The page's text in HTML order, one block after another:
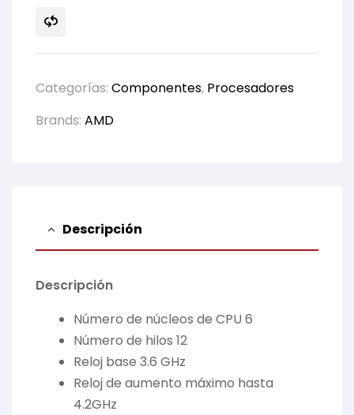
Categorías: Componentes, Procesadores
Brands: AMD
Descripción
Descripción
Número de núcleos de CPU 6
Número de hilos 12
Reloj base 3.6 GHz
Reloj de aumento máximo hasta
4.2GHz